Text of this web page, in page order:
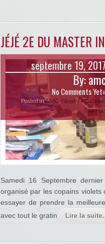
JÉJÉ 2E DU MASTER
septembre 19, 2017
By:
No Comments
Posted inAMC, News,Non classé
Samedi 16 Septembre
organisé par les copains violets
essayer de prendre la
avec tout le gratin
Lire la